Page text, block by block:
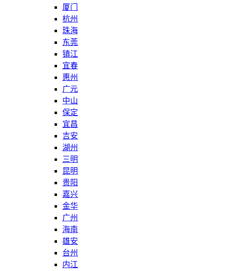
厦门
杭州
珠海
东莞
镇江
宜春
惠州
广元
中山
保定
宜昌
吉安
湖州
三明
昆明
贵阳
嘉兴
金华
广州
海南
雄安
台州
内江